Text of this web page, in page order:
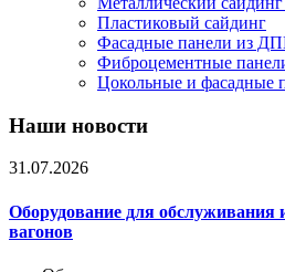
Пластиковый сайдинг
Фасадные панели из
Фиброцементные
Цокольные и фасадные
Наши новости
31.07.2026
Оборудование для обслуживания
вагонов